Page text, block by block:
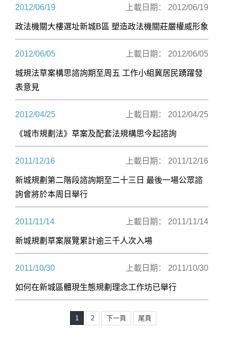
2012/06/19 上載日期： 2012/06/19
政法機關大樓選址新城B區 塑造政法機關莊嚴權威形象
2012/06/05 上載日期： 2012/06/05
城規法草案構思諮詢期至周五 工作小組冀居民踴躍發
表意見
2012/04/25 上載日期： 2012/04/25
《城市規劃法》草案及配套法規構思今起諮詢
2011/12/16 上載日期： 2011/12/16
新城規劃第二階段諮詢期至二十三日 最後一場公眾諮
詢會將於本周日舉行
2011/11/14 上載日期： 2011/11/14
新城規劃草案展覽累計逾三千人次入場
2011/10/30 上載日期： 2011/10/30
如何在新城區體現生態規劃理念工作坊已舉行
1 2 下一頁 尾頁